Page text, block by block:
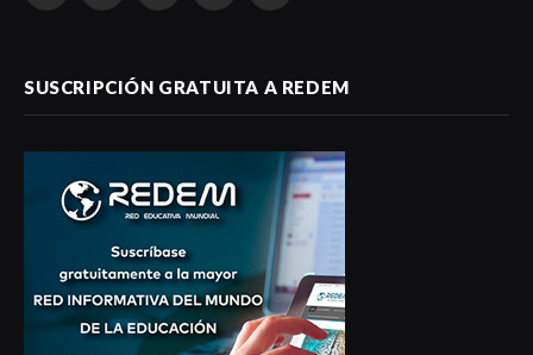
SUSCRIPCIÓN GRATUITA A REDEM